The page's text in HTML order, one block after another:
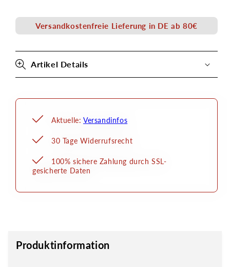
Versandkostenfreie Lieferung in DE ab 80€
Artikel Details
Aktuelle: Versandinfos
30 Tage Widerrufsrecht
100% sichere Zahlung durch SSL-
gesicherte Daten
Produktinformation